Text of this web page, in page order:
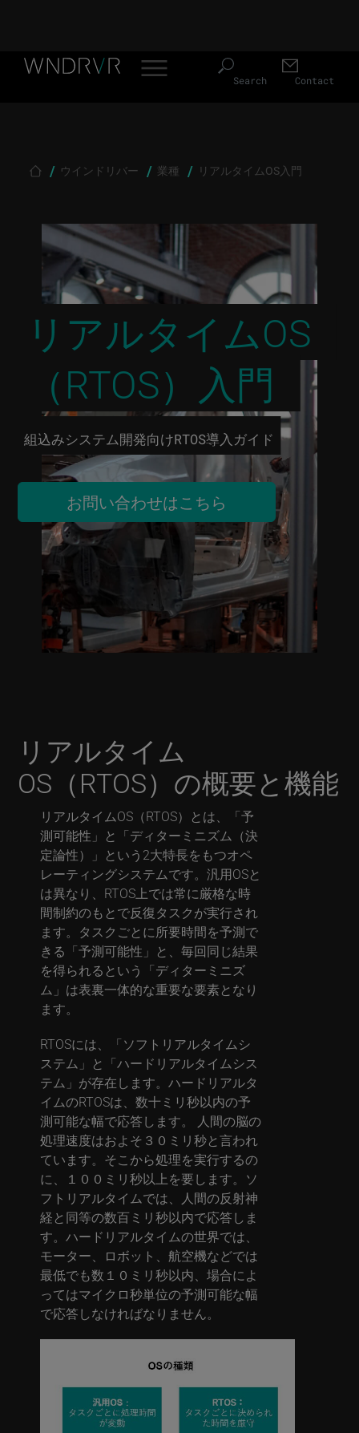
Skip
Header
Search Contact
ウインドリバー 業種 リアルタイムOS入門
リアルタイムOS
（RTOS）入門
組込みシステム開発向けRTOS導入ガイド
お問い合わせはこちら
リアルタイム
OS（RTOS）の概要と機能
リアルタイムOS（RTOS）とは、「予
測可能性」と「ディターミニズム（決
定論性）」という2大特長をもつオペ
レーティングシステムです。汎用OSと
は異なり、RTOS上では常に厳格な時
間制約のもとで反復タスクが実行され
ます。タスクごとに所要時間を予測で
きる「予測可能性」と、毎回同じ結果
を得られるという「ディターミニズ
ム」は表裏一体的な重要な要素となり
ます。
RTOSには、「ソフトリアルタイムシ
ステム」と「ハードリアルタイムシス
テム」が存在します。ハードリアルタ
イムのRTOSは、数十ミリ秒以内の予
測可能な幅で応答します。 人間の脳の
処理速度はおよそ３０ミリ秒と言われ
ています。そこから処理を実行するの
に、１００ミリ秒以上を要します。ソ
フトリアルタイムでは、人間の反射神
経と同等の数百ミリ秒以内で応答しま
す。ハードリアルタイムの世界では、
モーター、ロボット、航空機などでは
最低でも数１０ミリ秒以内、場合によ
ってはマイクロ秒単位の予測可能な幅
で応答しなければなりません。